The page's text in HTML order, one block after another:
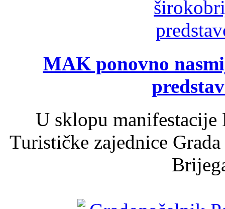
MAK ponovno
U sklopu
Turističke zajednice